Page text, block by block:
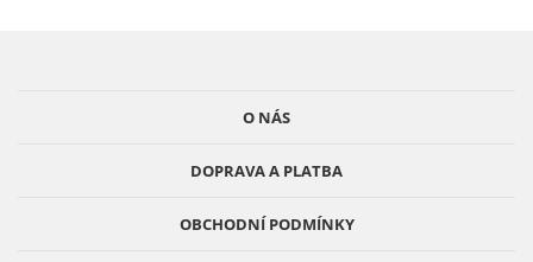
k
v
p
O NÁS
DOPRAVA A PLATBA
OBCHODNÍ PODMÍNKY